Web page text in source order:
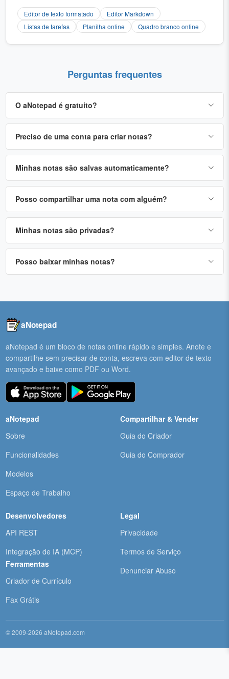
Editor de texto formatado
Editor Markdown
Listas de tarefas
Planilha online Quadro branco online
Perguntas frequentes
O aNotepad é gratuito?
Preciso de uma conta para criar notas?
Minhas notas são salvas automaticamente?
Posso compartilhar uma nota com alguém?
Minhas notas são privadas?
Posso baixar minhas notas?
aNotepad
aNotepad é um bloco de notas online rápido e simples. Anote e
compartilhe sem precisar de conta, escreva com editor de texto
avançado e baixe como PDF ou Word.
aNotepad
Sobre
Funcionalidades
Modelos
Espaço de Trabalho
Compartilhar & Vender
Guia do Criador
Guia do Comprador
Desenvolvedores
API REST
Integração de IA (MCP)
Ferramentas
Criador de Currículo
Fax Grátis
Legal
Privacidade
Termos de Serviço
Denunciar Abuso
© 2009-2026 aNotepad.com